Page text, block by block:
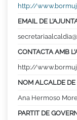
http://
EMAIL DE
CONTACTA AMB
http://
NOM ALCALDE DE
Ana Hermoso
PARTIT DE